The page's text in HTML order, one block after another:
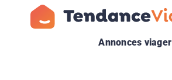
Annonces viager